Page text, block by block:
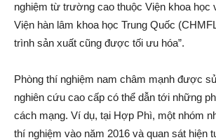
nghiệm từ trường cao thuộc Viện khoa học
Viện hàn lâm khoa học Trung Quốc
trình sản xuất cũng được tối ưu hóa”.
Phòng thí nghiệm nam châm mạnh được
nghiên cứu cao cấp có thể dẫn tới những
cách mạng. Ví dụ, tại Hợp Phì, một nhóm
thí nghiệm vào năm 2016 và quan sát hiện